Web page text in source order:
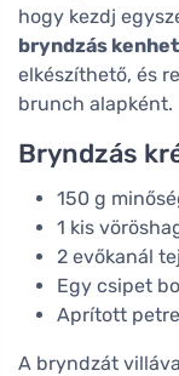
hogy kezdj
bryndzás
elkészíthető, és
brunch alapként.
Bryndzás
150 g
1 kis
2 evőkanál
Egy csipet
Aprított
A bryndzát